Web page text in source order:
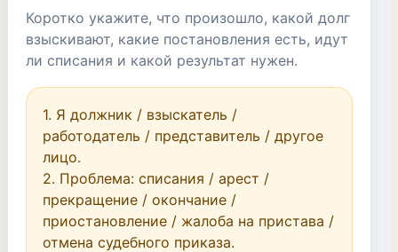
Коротко укажите, что произошло, какой долг
взыскивают, какие постановления есть, идут
ли списания и какой результат нужен.
1. Я должник / взыскатель /
работодатель / представитель / другое
лицо.
2. Проблема: списания / арест /
прекращение / окончание /
приостановление / жалоба на пристава /
отмена судебного приказа.